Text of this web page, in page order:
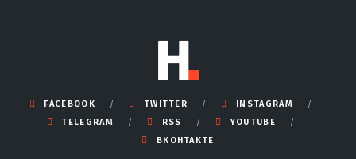
FACEBOOK TWITTER
INSTAGRAM
TELEGRAM
RSS
YOUTUBE
ВКОНТАКТЕ